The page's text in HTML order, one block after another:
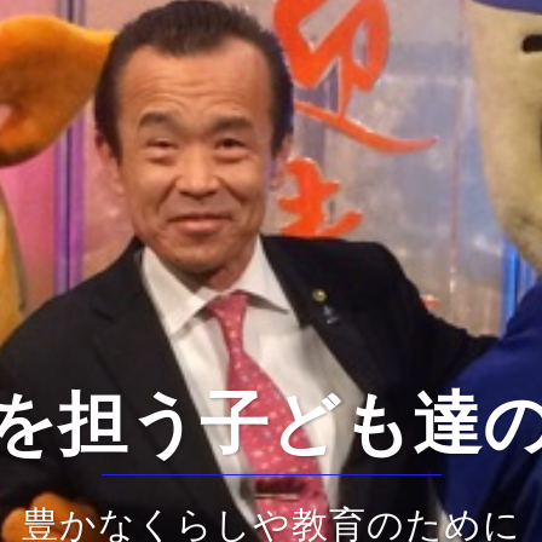
担う子ども達
豊かなくらしや教育のために